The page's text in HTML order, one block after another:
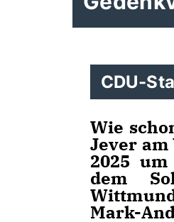
CDU-
Wie
Jever
2025
dem
Mark-